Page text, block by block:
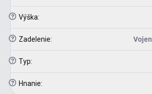
? Výška:
? Zadelenie:
? Typ:
? Hnanie: